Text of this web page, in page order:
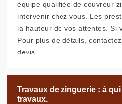
équipe qualifiée de couvreur
intervenir chez vous. Les
la hauteur de vos attentes. Si
Pour plus de détails,
devis.
Travaux de zinguerie : à
travaux.